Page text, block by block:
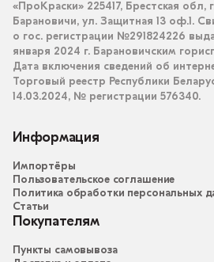
«ПроКраски» 225417, Брестская обл,
Барановичи, ул. Защитная 13 оф.1.
о гос. регистрации №291824226
января 2024 г. Барановичским
Дата включения сведений об
Торговый реестр Республики
14.03.2024, № регистрации 576340.
Информация
Импортёры
Пользовательское соглашение
Политика обработки персональных
Статьи
Покупателям
Пункты самовывоза